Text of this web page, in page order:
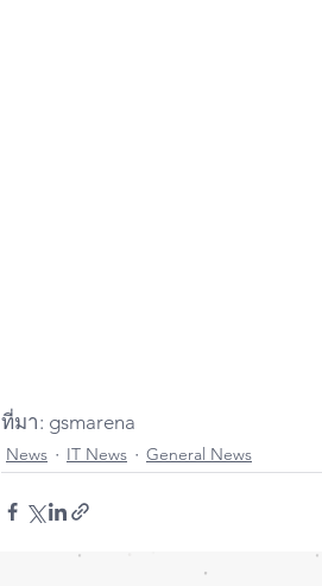
ที่มา: gsmarena
News IT News General News